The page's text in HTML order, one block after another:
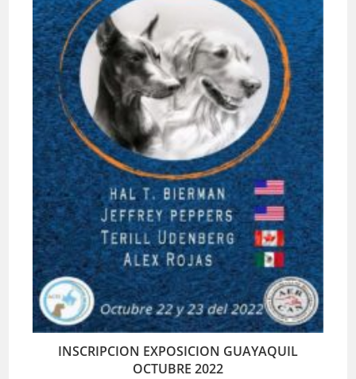
INSCRIPCION EXPOSICION GUAYAQUIL
OCTUBRE 2022